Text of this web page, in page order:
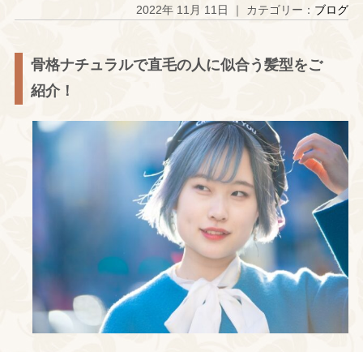
2022年 11月 11日 ｜ カテゴリー： ブログ
骨格ナチュラルで直毛の人に似合う髪型をご
紹介！